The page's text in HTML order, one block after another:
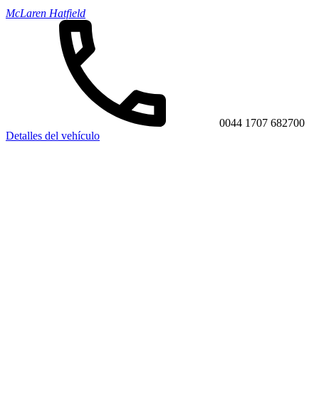
McLaren Hatfield
0044 1707 682700
Detalles del vehículo